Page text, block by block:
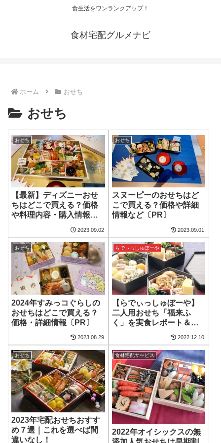
食生活をワンランクアップ！
食材宅配グルメナビ
ホーム おせち
おせち
おせち
【最新】ディズニーおせ
ちはどこで買える？価格
や料理内容・購入情報な
2023.09.02
おせち
スヌーピーのおせちはど
こで買える？価格や詳細
情報など〔PR〕
2023.09.01
おせち
2024年すみっコぐらしの
おせちはどこで買える？
価格・詳細情報〔PR〕
2023.08.29
らでぃっしゅぼーや
【らでぃっしゅぼーや】
二人用おせち「福来ふ
く」を実食レポート＆口
2022.12.10
おせち
2023年宅配おせちおすす
め７選｜これを選べば間
違いなし！
食材宅配サービス
2022年オイシックスの無